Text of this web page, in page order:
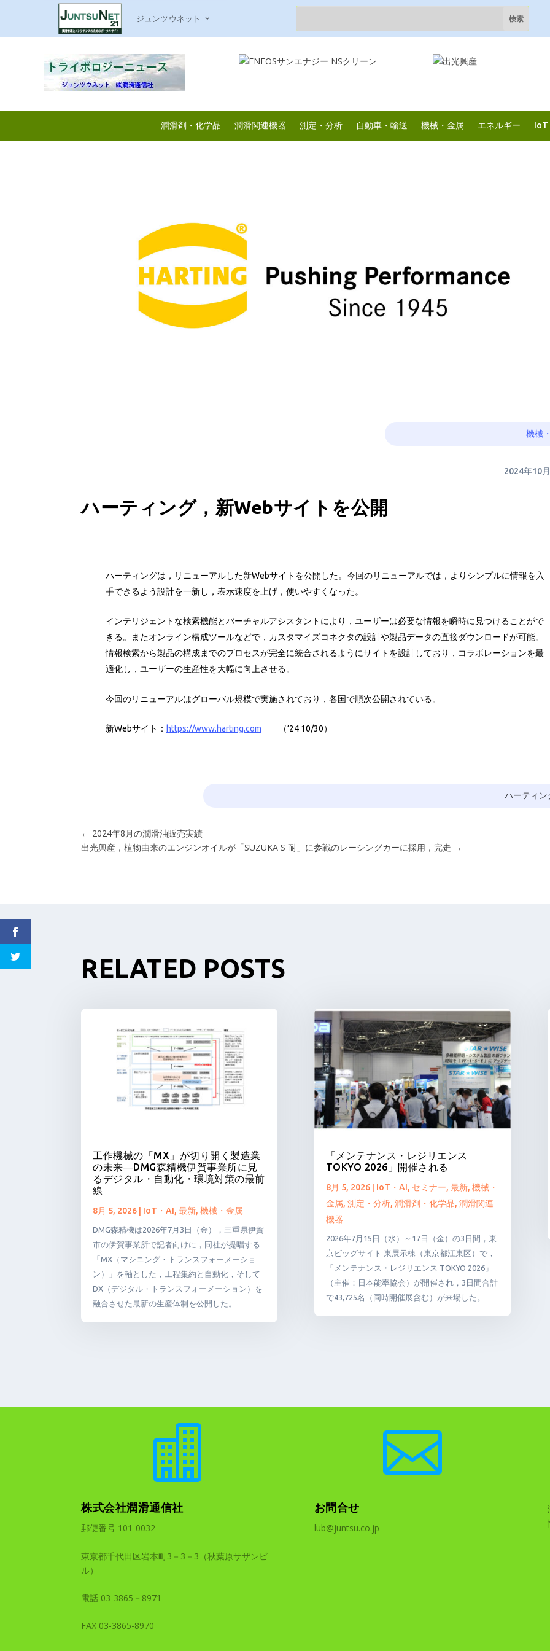
ジュンツウネット
潤滑剤・化学品 潤滑関連機器 測定・分析 自動車・輸送 機械・金属 エネルギー IoT
機械
2024年10
ハーティング，新Webサイトを公開
ハーティングは，リニューアルした新Webサイトを公開した。今回のリニューアルでは，よりシンプルに情報を入
手できるよう設計を一新し，表示速度を上げ，使いやすくなった。
インテリジェントな検索機能とバーチャルアシスタントにより，ユーザーは必要な情報を瞬時に見つけることがで
きる。またオンライン構成ツールなどで，カスタマイズコネクタの設計や製品データの直接ダウンロードが可能。
情報検索から製品の構成までのプロセスが完全に統合されるようにサイトを設計しており，コラボレーションを最
適化し，ユーザーの生産性を大幅に向上させる。
今回のリニューアルはグローバル規模で実施されており，各国で順次公開されている。
新Webサイト： https://www.harting.com （’24 10/30）
ハーティン
← 2024年8月の潤滑油販売実績
出光興産，植物由来のエンジンオイルが「SUZUKA S 耐」に参戦のレーシングカーに採用，完走 →
RELATED POSTS
工作機械の「MX」が切り開く製造業
の未来―DMG森精機伊賀事業所に見
るデジタル・自動化・環境対策の最前
線
8月 5, 2026 IoT・AI, 最新, 機械・金属
DMG森精機は2026年7月3日（金），三重県伊賀
市の伊賀事業所で記者向けに，同社が提唱する
「MX（マシニング・トランスフォーメーショ
ン）」を軸とした，工程集約と自動化，そして
DX（デジタル・トランスフォーメーション）を
融合させた最新の生産体制を公開した。
「メンテナンス・レジリエンス
TOKYO 2026」開催される
8月 5, 2026| IoT・AI, セミナー, 最新, 機械・
金属, 測定・分析, 潤滑剤・化学品, 潤滑関連
機器
2026年7月15日（水）～17日（金）の3日間，東
京ビッグサイト 東展示棟（東京都江東区）で，
「メンテナンス・レジリエンス TOKYO 2026」
（主催：日本能率協会）が開催され，3日間合計
で43,725名（同時開催展含む）が来場した。

株式会社潤滑通信社
郵便番号 101-0032
東京都千代田区岩本町3－3－3（秋葉原サザンビ
ル）
電話 03-3865－8971
FAX 03-3865-8970

お問合せ
lub@juntsu.co.jp